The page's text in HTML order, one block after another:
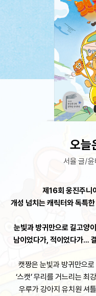
오늘
서율 글/윤
제16회 웅진주니
개성 넘치는 캐릭터와 독특
눈빛과 방귀만으로 길고양
남이었다가, 적이었다가…
캣짱은 눈빛과 방귀만으
‘스캣’ 무리를 거느리는 최
우루가 강아지 유치원 셔